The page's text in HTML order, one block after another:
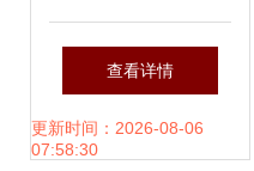
机算模拟相关——
\n最终稿浓缩补论
辉——扶风县职教
中心非遗泥塑文化
查看详情
更新时间：2026-08-06
07:58:30